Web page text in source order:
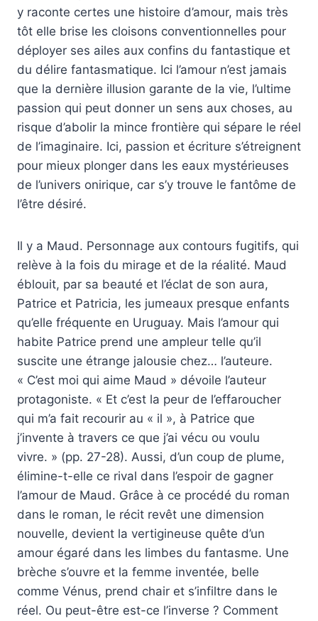
y raconte certes une histoire d’amour, mais très
tôt elle brise les cloisons conventionnelles pour
déployer ses ailes aux confins du fantastique et
du délire fantasmatique. Ici l’amour n’est jamais
que la dernière illusion garante de la vie, l’ultime
passion qui peut donner un sens aux choses, au
risque d’abolir la mince frontière qui sépare le réel
de l’imaginaire. Ici, passion et écriture s’étreignent
pour mieux plonger dans les eaux mystérieuses
de l’univers onirique, car s’y trouve le fantôme de
l’être désiré.
Il y a Maud. Personnage aux contours fugitifs, qui
relève à la fois du mirage et de la réalité. Maud
éblouit, par sa beauté et l’éclat de son aura,
Patrice et Patricia, les jumeaux presque enfants
qu’elle fréquente en Uruguay. Mais l’amour qui
habite Patrice prend une ampleur telle qu’il
suscite une étrange jalousie chez… l’auteure.
« C’est moi qui aime Maud » dévoile l’auteur
protagoniste. « Et c’est la peur de l’effaroucher
qui m’a fait recourir au « il », à Patrice que
j’invente à travers ce que j’ai vécu ou voulu
vivre. » (pp. 27-28). Aussi, d’un coup de plume,
élimine-t-elle ce rival dans l’espoir de gagner
l’amour de Maud. Grâce à ce procédé du roman
dans le roman, le récit revêt une dimension
nouvelle, devient la vertigineuse quête d’un
amour égaré dans les limbes du fantasme. Une
brèche s’ouvre et la femme inventée, belle
comme Vénus, prend chair et s’infiltre dans le
réel. Ou peut-être est-ce l’inverse ? Comment